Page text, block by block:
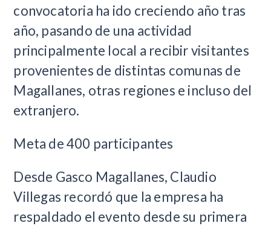
convocatoria ha ido creciendo año tras
año, pasando de una actividad
principalmente local a recibir visitantes
provenientes de distintas comunas de
Magallanes, otras regiones e incluso del
extranjero.
Meta de 400 participantes
Desde Gasco Magallanes, Claudio
Villegas recordó que la empresa ha
respaldado el evento desde su primera